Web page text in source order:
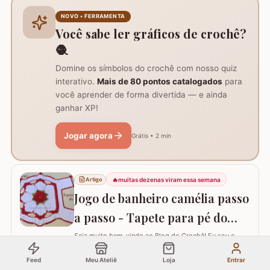
seu trabalho manual, seja em colchas, caminhos de
mesa ou tapetes. Vamos aprender com…
NOVO • FERRAMENTA
Você sabe ler gráficos de crochê?
🧶
Domine os símbolos do crochê com nosso quiz
interativo. Mais de 80 pontos catalogados para
você aprender de forma divertida — e ainda
ganhar XP!
Jogar agora Grátis • 2 min
Artigo 🔥muitas dezenas viram essa semana
Jogo de banheiro camélia passo
a passo - Tapete para pé do
vaso
Seja muito bem-vindo ao Blog do Crochê! Eu sou o
Samuel Ramos e hoje vamos aprender a confeccionar o
tapete camélia para o pé do vaso sanitário. Este passo
Feed Meu Ateliê Loja Entrar